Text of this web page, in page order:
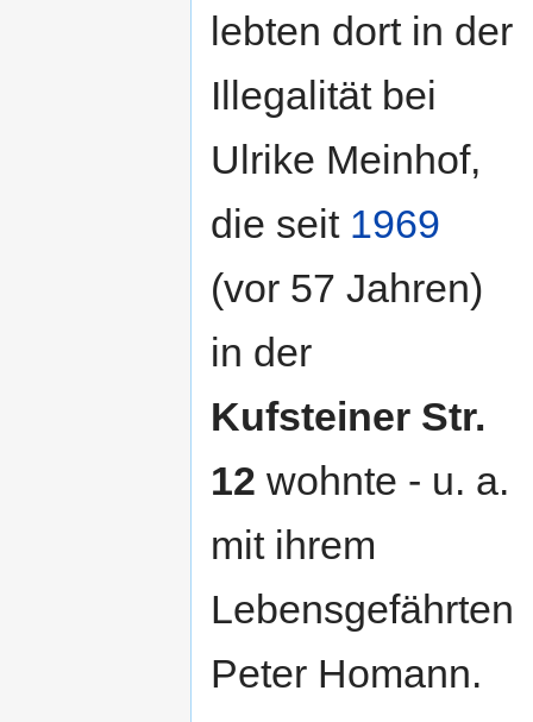
lebten dort in der
Illegalität bei
Ulrike Meinhof,
die seit 1969
(vor 57 Jahren)
in der
Kufsteiner Str.
12 wohnte - u. a.
mit ihrem
Lebensgefährten
Peter Homann.